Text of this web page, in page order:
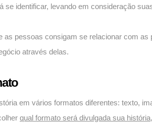
se identificar, levando em consideração
as pessoas consigam se relacionar com
através delas.
em vários formatos diferentes: texto,
qual formato será divulgada sua história